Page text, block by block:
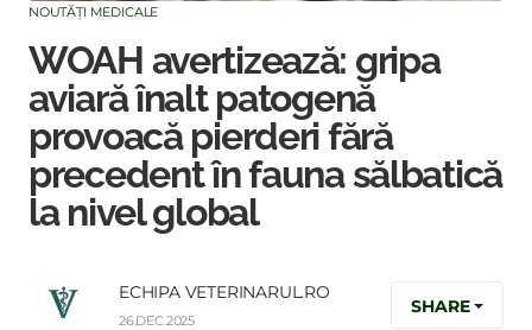
NOUTĂȚI MEDICALE
WOAH avertizează: gripa
aviară înalt patogenă
provoacă pierderi fără
precedent în fauna sălbatică
la nivel global
ECHIPA VETERINARUL.RO
26.DEC.2025
SHARE